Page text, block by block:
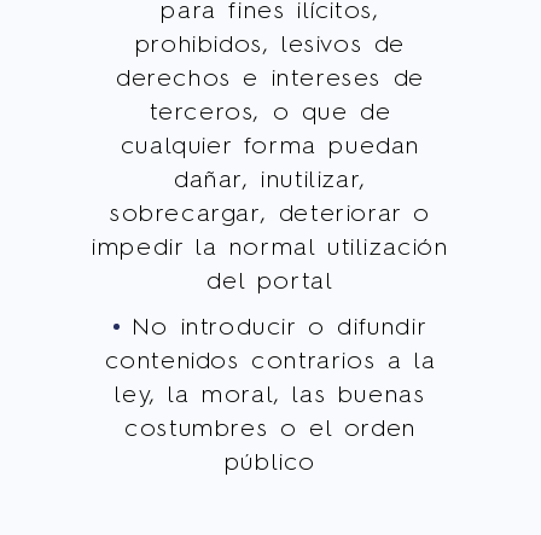
para fines ilícitos,
prohibidos, lesivos de
derechos e intereses de
terceros, o que de
cualquier forma puedan
dañar, inutilizar,
sobrecargar, deteriorar o
impedir la normal utilización
del portal
No introducir o difundir
contenidos contrarios a la
ley, la moral, las buenas
costumbres o el orden
público